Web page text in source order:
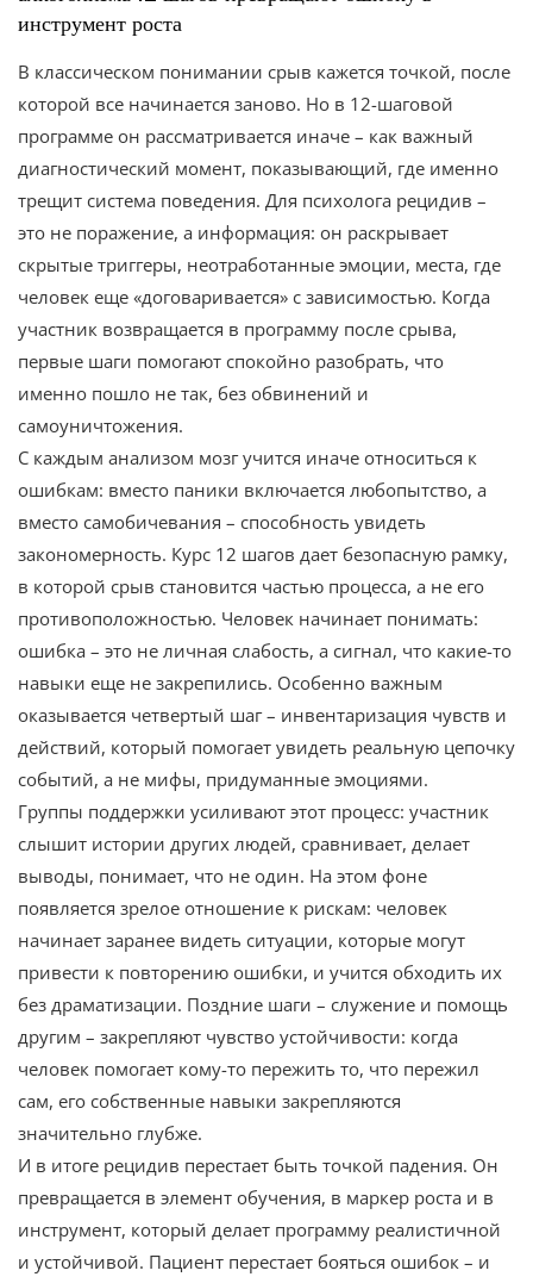
инструмент роста
В классическом понимании срыв кажется точкой, после
которой все начинается заново. Но в 12-шаговой
программе он рассматривается иначе – как важный
диагностический момент, показывающий, где именно
трещит система поведения. Для психолога рецидив –
это не поражение, а информация: он раскрывает
скрытые триггеры, неотработанные эмоции, места, где
человек еще «договаривается» с зависимостью. Когда
участник возвращается в программу после срыва,
первые шаги помогают спокойно разобрать, что
именно пошло не так, без обвинений и
самоуничтожения.
С каждым анализом мозг учится иначе относиться к
ошибкам: вместо паники включается любопытство, а
вместо самобичевания – способность увидеть
закономерность. Курс 12 шагов дает безопасную рамку,
в которой срыв становится частью процесса, а не его
противоположностью. Человек начинает понимать:
ошибка – это не личная слабость, а сигнал, что какие-то
навыки еще не закрепились. Особенно важным
оказывается четвертый шаг – инвентаризация чувств и
действий, который помогает увидеть реальную цепочку
событий, а не мифы, придуманные эмоциями.
Группы поддержки усиливают этот процесс: участник
слышит истории других людей, сравнивает, делает
выводы, понимает, что не один. На этом фоне
появляется зрелое отношение к рискам: человек
начинает заранее видеть ситуации, которые могут
привести к повторению ошибки, и учится обходить их
без драматизации. Поздние шаги – служение и помощь
другим – закрепляют чувство устойчивости: когда
человек помогает кому-то пережить то, что пережил
сам, его собственные навыки закрепляются
значительно глубже.
И в итоге рецидив перестает быть точкой падения. Он
превращается в элемент обучения, в маркер роста и в
инструмент, который делает программу реалистичной
и устойчивой. Пациент перестает бояться ошибок – и